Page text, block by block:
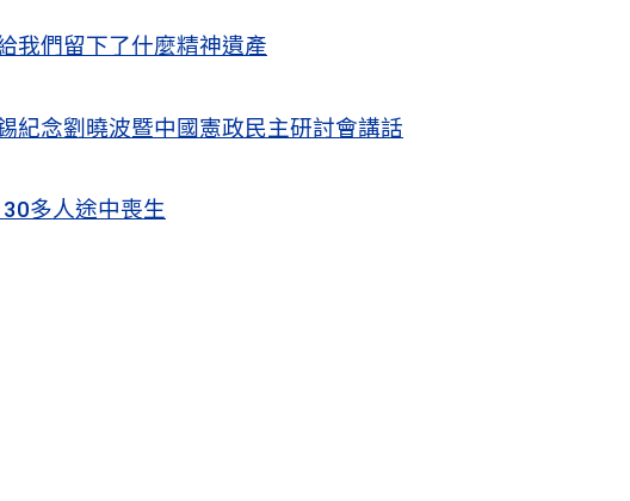
我們留下了什麼精神遺產
紀念劉曉波暨中國憲政民主研討會講話
多人途中喪生